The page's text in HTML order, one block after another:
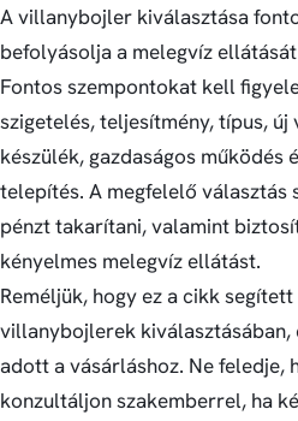
A villanybojler kiválasztása
befolyásolja a melegvíz
Fontos szempontokat kell
szigetelés, teljesítmény, típus, új
készülék, gazdaságos működés
telepítés. A megfelelő választás
pénzt takarítani, valamint
kényelmes melegvíz ellátást.
Reméljük, hogy ez a cikk
villanybojlerek kiválasztásában,
adott a vásárláshoz. Ne feledje,
konzultáljon szakemberrel, ha